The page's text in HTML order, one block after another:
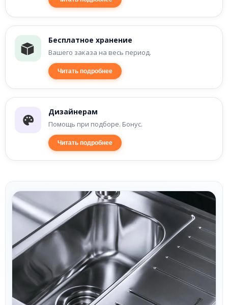
Бесплатное хранение
Вашего заказа на весь период.
Читать подробнее
Дизайнерам
Помощь при подборе. Бонус.
Читать подробнее